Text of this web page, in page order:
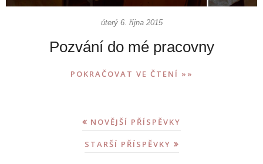
úterý 6. října 2015
Pozvání do mé pracovny
POKRAČOVAT VE ČTENÍ »»
NOVĚJŠÍ PŘÍSPĚVKY
STARŠÍ PŘÍSPĚVKY